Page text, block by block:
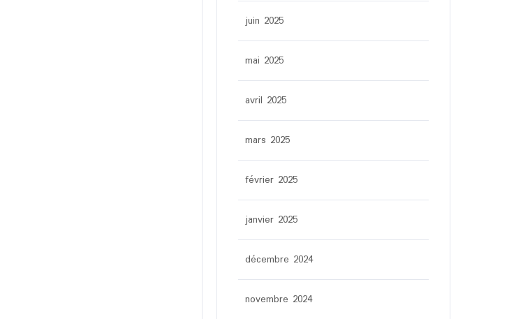
juin 2025
mai 2025
avril 2025
mars 2025
février 2025
janvier 2025
décembre 2024
novembre 2024